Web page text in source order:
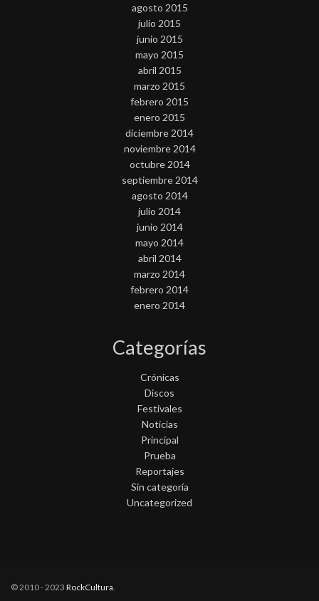
agosto 2015
julio 2015
junio 2015
mayo 2015
abril 2015
marzo 2015
febrero 2015
enero 2015
diciembre 2014
noviembre 2014
octubre 2014
septiembre 2014
agosto 2014
julio 2014
junio 2014
mayo 2014
abril 2014
marzo 2014
febrero 2014
enero 2014
Categorías
Crónicas
Discos
Festivales
Noticias
Principal
Prueba
Reportajes
Sin categoría
Uncategorized
© 2010 - 2023 RockCultura.